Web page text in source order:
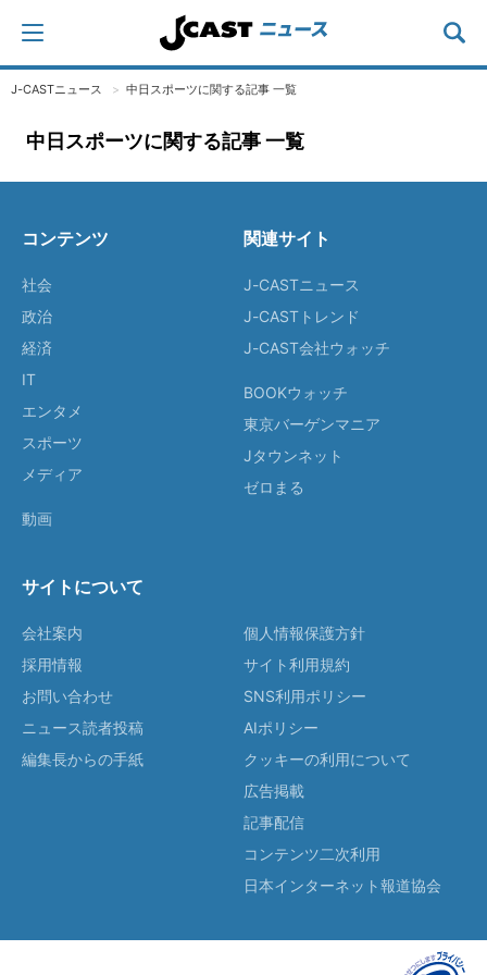
J-CASTニュース 中日スポーツに関する記事 一覧
中日スポーツに関する記事 一覧
コンテンツ
社会
政治
経済
IT
エンタメ
スポーツ
メディア
動画
関連サイト
J-CASTニュース
J-CASTトレンド
J-CAST会社ウォッチ
BOOKウォッチ
東京バーゲンマニア
Jタウンネット
ゼロまる
サイトについて
会社案内
採用情報
お問い合わせ
ニュース読者投稿
編集長からの手紙
個人情報保護方針
サイト利用規約
SNS利用ポリシー
AIポリシー
クッキーの利用について
広告掲載
記事配信
コンテンツ二次利用
日本インターネット報道協会